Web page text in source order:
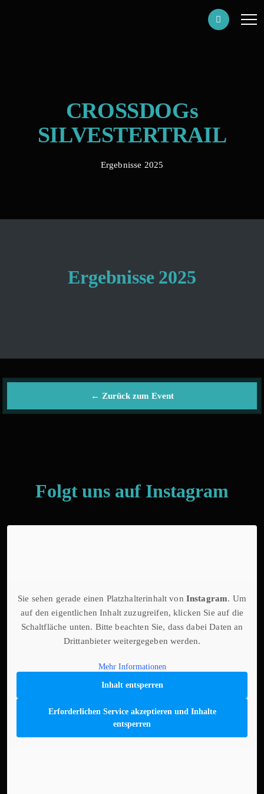
CROSSDOGs
SILVESTERTRAIL
Ergebnisse 2025
Ergebnisse 2025
← Zurück zum Event
Folgt uns auf Instagram
Sie sehen gerade einen Platzhalterinhalt von Instagram. Um
auf den eigentlichen Inhalt zuzugreifen, klicken Sie auf die
Schaltfläche unten. Bitte beachten Sie, dass dabei Daten an
Drittanbieter weitergegeben werden.
Mehr Informationen
Inhalt entsperren
Erforderlichen Service akzeptieren und Inhalte
entsperren